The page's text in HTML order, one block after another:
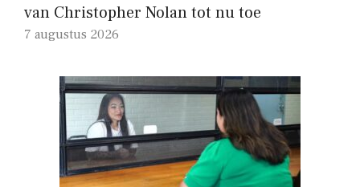
van Christopher Nolan tot nu toe
7 augustus 2026